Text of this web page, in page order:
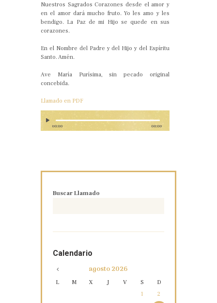
Nuestros Sagrados Corazones desde el amor y
en el amor dará mucho fruto. Yo les amo y les
bendigo. La Paz de mi Hijo se quede en sus
corazones.
En el Nombre del Padre y del Hijo y del Espíritu
Santo. Amén.
Ave María Purísima, sin pecado original
concebida.
Llamado en PDF
00:00 00:00
Buscar Llamado
Calendario
agosto2026
L M X J V S
D
1
2